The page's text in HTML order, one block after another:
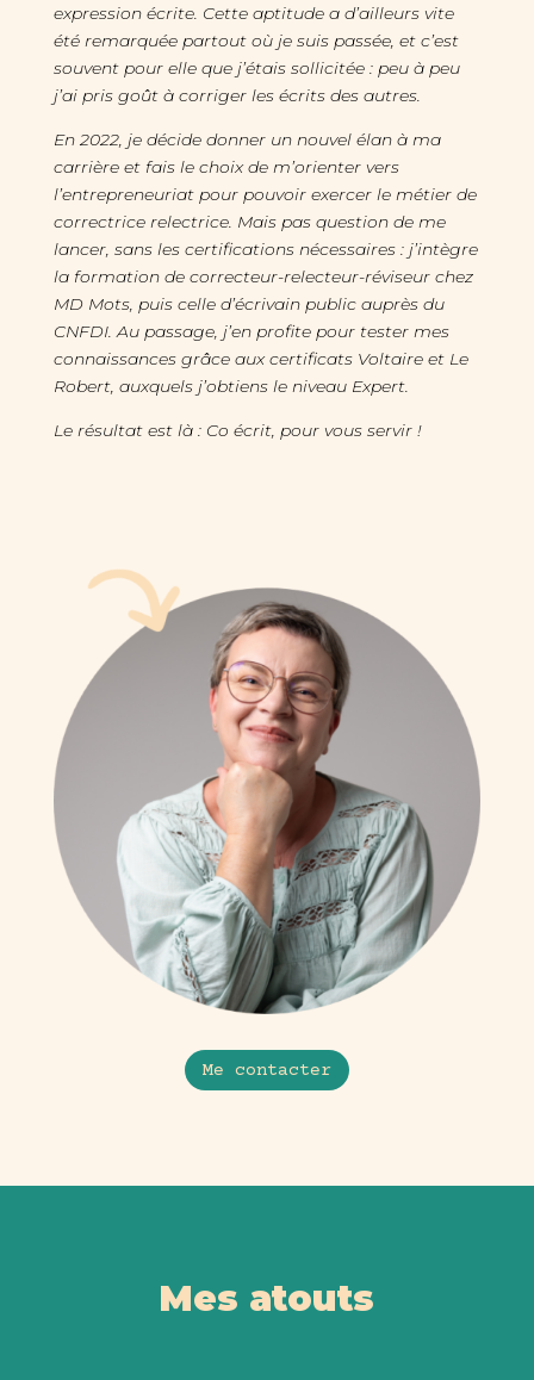
expression écrite. Cette aptitude a d’ailleurs vite
été remarquée partout où je suis passée, et c’est
souvent pour elle que j’étais sollicitée : peu à peu
j’ai pris goût à corriger les écrits des autres.
En 2022, je décide donner un nouvel élan à ma
carrière et fais le choix de m’orienter vers
l’entrepreneuriat pour pouvoir exercer le métier de
correctrice relectrice. Mais pas question de me
lancer, sans les certifications nécessaires : j’intègre
la formation de correcteur-relecteur-réviseur chez
MD Mots, puis celle d’écrivain public auprès du
CNFDI. Au passage, j’en profite pour tester mes
connaissances grâce aux certificats Voltaire et Le
Robert, auxquels j’obtiens le niveau Expert.
Le résultat est là : Co écrit, pour vous servir !
Me contacter
Mes atouts